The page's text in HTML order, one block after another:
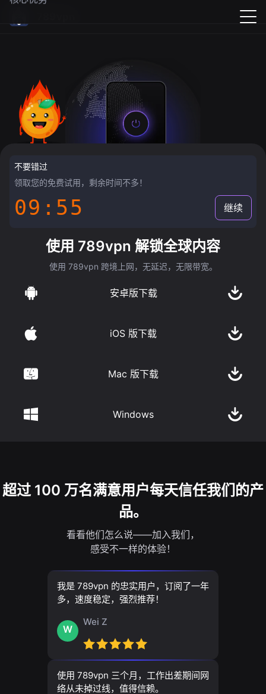
不要错过
领取您的免费试用，剩余时间不多！
09:55 继续
使用 789vpn 解锁全球内容
使用 789vpn 跨境上网，无延迟，无限带宽。
安卓版下载
iOS 版下载
Mac 版下载
Windows
超过 100 万名满意用户每天信任我们的产
品。
看看他们怎么说——加入我们，
感受不一样的体验！
我是 789vpn 的忠实用户，订阅了一年
多，速度稳定，强烈推荐！
W
Wei Z
使用 789vpn 三个月，工作出差期间网
络从未掉过线，值得信赖。